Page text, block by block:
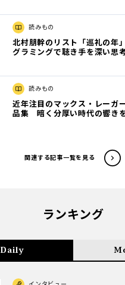
読みもの
北村朋幹のリスト「巡礼の年
グラミングで聴き手を深い思
読みもの
近年注目のマックス・レーガ
品集 暗く分厚い時代の響き
関連する記事一覧を見る
ランキング
Daily